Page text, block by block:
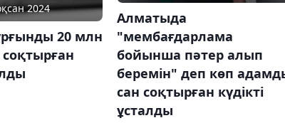
2024
20 млн
соқтырған
Алматыда
"мембағдарлама
бойынша пәтер алып
беремін" деп көп
сан соқтырған күдікті
ұсталды